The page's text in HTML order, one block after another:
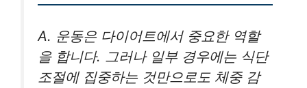
A. 운동은 다이어트에서 중요한 역할
을 합니다. 그러나 일부 경우에는 식단
조절에 집중하는 것만으로도 체중 감